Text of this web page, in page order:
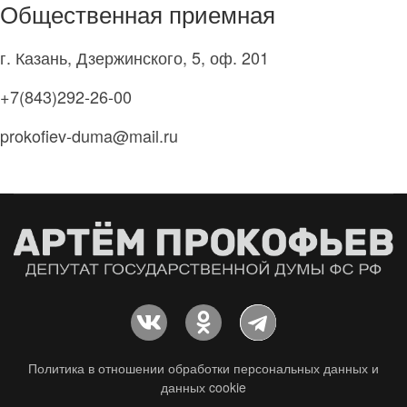
делах и начинаниях!
Общественная приемная
г. Казань, Дзержинского, 5, оф. 201
+7(843)292-26-00
prokofiev-duma@mail.ru
Политика в отношении обработки персональных данных и
данных cookie